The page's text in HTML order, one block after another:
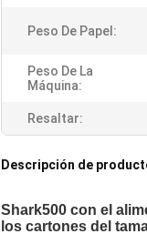
Peso De Papel:
Peso De La
Máquina:
Resaltar:
Descripción de
Shark500 con el
los cartones del